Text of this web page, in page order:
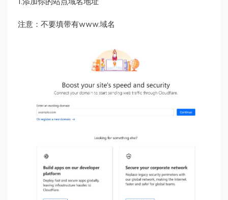
1.添加你的站点域名地址
注意：不要填带有www.域名